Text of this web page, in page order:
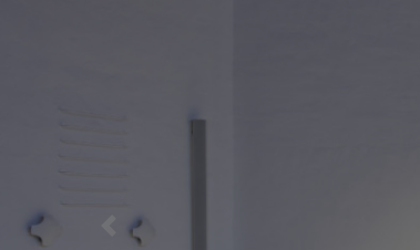
Previous